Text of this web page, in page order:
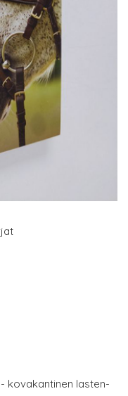
- kovakantinen lasten-